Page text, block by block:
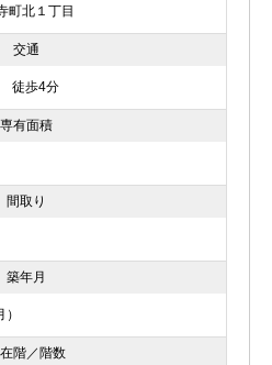
町北１丁目
交通
徒歩4分
専有面積
間取り
築年月
階／階数